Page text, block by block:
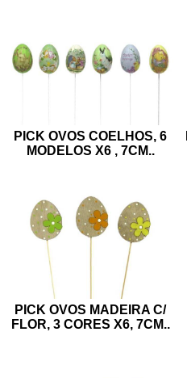
PICK OVOS COELHOS, 6
MODELOS X6 , 7CM..
PICK OVOS MADEIRA C/
FLOR, 3 CORES X6, 7CM..